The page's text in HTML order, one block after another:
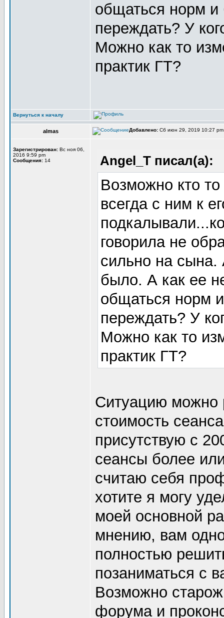
общаться норм и
переждать? У
Можно как то
практик ГТ?
Вернуться к началу
almas Добавлено: Сб июн 29, 2019 10:27
Зарегистрирован: Вс ноя 06,
2016 9:59 pm
Сообщения: 14 Angel_T писал(а):
Возможно кто
всегда с ним к
говорила не
сильно на сына.
было. А как ее
общаться норм
переждать? У
Можно как то
практик ГТ?
Ситуацию можно
стоимость
присутствую с
сеансы более
считаю себя
хотите я могу
моей основной
мнению, вам
полностью
позаниматься с
Возможно
форума и